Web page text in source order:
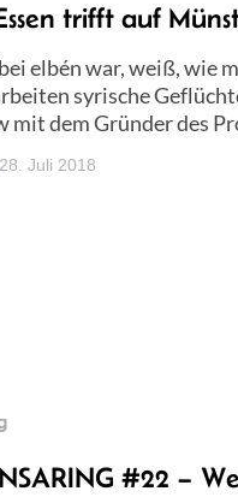
trifft auf
elbén war, weiß, wie
syrische
mit dem Gründer des
28. Juli 2018
#22 –